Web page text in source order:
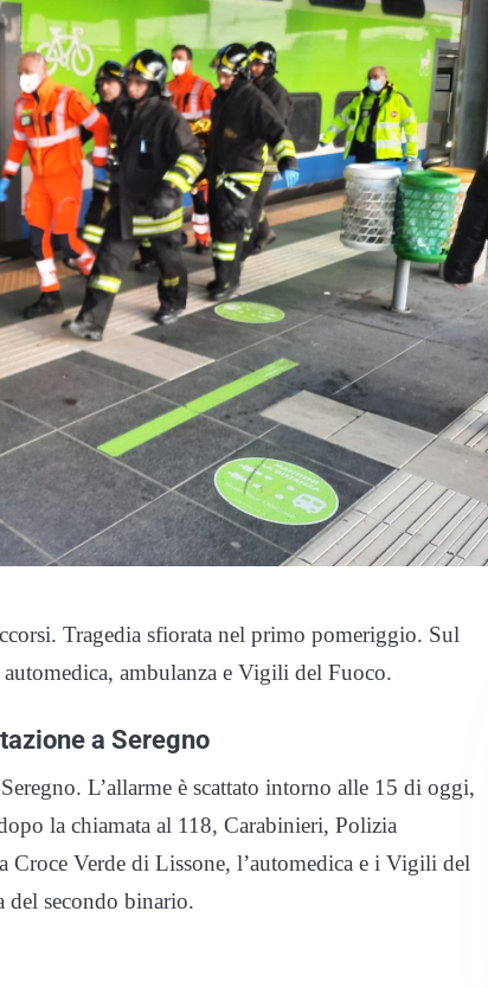
Tragedia sfiorata nel primo pomeriggio. Sul
ambulanza e Vigili del Fuoco.
a Seregno
L’allarme è scattato intorno alle 15 di oggi,
la chiamata al 118, Carabinieri, Polizia
Croce Verde di Lissone, l’automedica e i Vigili del
del secondo binario.